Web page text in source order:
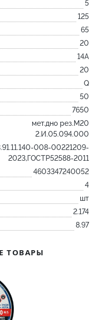
5
125
65
20
14А
20
Q
50
7650
мет.дно рез.М20
2.И.05.094.000
008-00221209-
2023,ГОСТР52588-2011
4603347240052
4
шт
2.174
8.97
ТОВАРЫ